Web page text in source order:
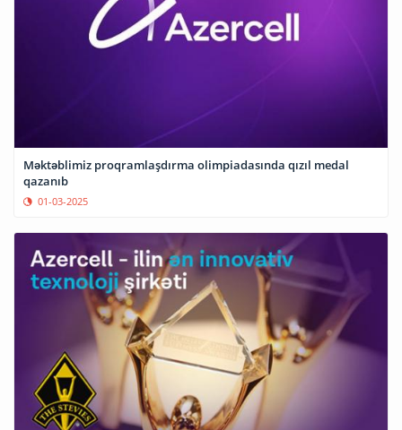
Məktəblimiz proqramlaşdırma olimpiadasında qızıl medal
qazanıb
01-03-2025